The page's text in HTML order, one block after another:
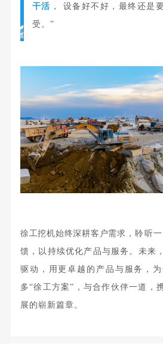
干活 ， 设备好不好，最终还是
受。”
徐工挖机始终深耕客户需求， 聆听
馈，以持续优化产品与服务。未来
驱动，用更卓越的产品与服务，
多“徐工方案”，与合作伙伴一道，
展的崭新篇章。